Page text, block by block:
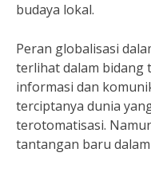
budaya lokal.
Peran globalisasi
terlihat dalam bidang
informasi dan
terciptanya dunia
terotomatisasi.
tantangan baru